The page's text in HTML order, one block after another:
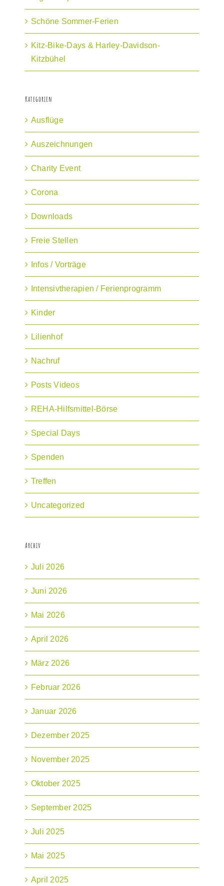
Schöne Sommer-Ferien
Kitz-Bike-Days & Harley-Davidson-
Kitzbühel
Kategorien
Ausflüge
Auszeichnungen
Charity Event
Corona
Downloads
Freie Stellen
Infos / Vorträge
Intensivtherapien / Ferienprogramm
Kinder
Lilienhof
Nachruf
Posts Videos
REHA-Hilfsmittel-Börse
Special Days
Spenden
Treffen
Uncategorized
Archiv
Juli 2026
Juni 2026
Mai 2026
April 2026
März 2026
Februar 2026
Januar 2026
Dezember 2025
November 2025
Oktober 2025
September 2025
Juli 2025
Mai 2025
April 2025